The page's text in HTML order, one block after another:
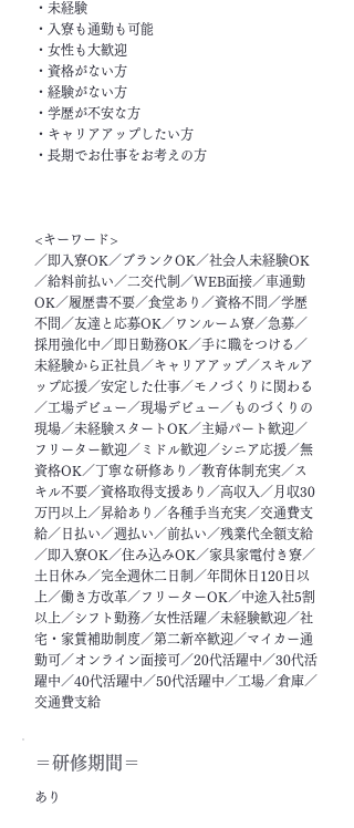
・未経験
・入寮も通勤も可能
・女性も大歓迎
・資格がない方
・経験がない方
・学歴が不安な方
・キャリアアップしたい方
・長期でお仕事をお考えの方
<キーワード>
／即入寮OK／ブランクOK／社会人未経験OK
／給料前払い／二交代制／WEB面接／車通勤
OK／履歴書不要／食堂あり／資格不問／学歴
不問／友達と応募OK／ワンルーム寮／急募／
採用強化中／即日勤務OK／手に職をつける／
未経験から正社員／キャリアアップ／スキルア
ップ応援／安定した仕事／モノづくりに関わる
／工場デビュー／現場デビュー／ものづくりの
現場／未経験スタートOK／主婦パート歓迎／
フリーター歓迎／ミドル歓迎／シニア応援／無
資格OK／丁寧な研修あり／教育体制充実／ス
キル不要／資格取得支援あり／高収入／月収30
万円以上／昇給あり／各種手当充実／交通費支
給／日払い／週払い／前払い／残業代全額支給
／即入寮OK／住み込みOK／家具家電付き寮／
土日休み／完全週休二日制／年間休日120日以
上／働き方改革／フリーターOK／中途入社5割
以上／シフト勤務／女性活躍／未経験歓迎／社
宅・家賃補助制度／第二新卒歓迎／マイカー通
勤可／オンライン面接可／20代活躍中／30代活
躍中／40代活躍中／50代活躍中／工場／倉庫／
交通費支給
＝​研修期間＝
あり